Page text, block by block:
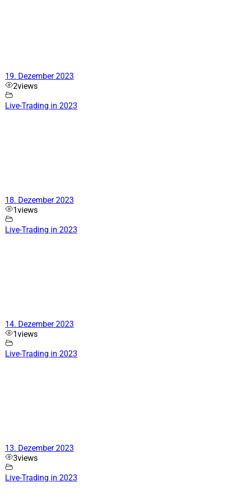
19. Dezember 2023
2views
Live-Trading in 2023
18. Dezember 2023
1views
Live-Trading in 2023
14. Dezember 2023
1views
Live-Trading in 2023
13. Dezember 2023
3views
Live-Trading in 2023